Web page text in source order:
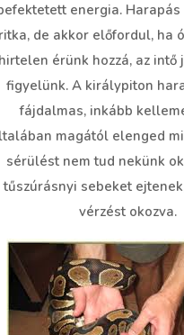
energia.
ritka, de akkor előfordul, ha
hirtelen érünk hozzá, az intő
figyelünk. A királypiton
fájdalmas, inkább
magától elenged
sérülést nem tud nekünk
tűszúrásnyi sebeket
vérzést okozva.